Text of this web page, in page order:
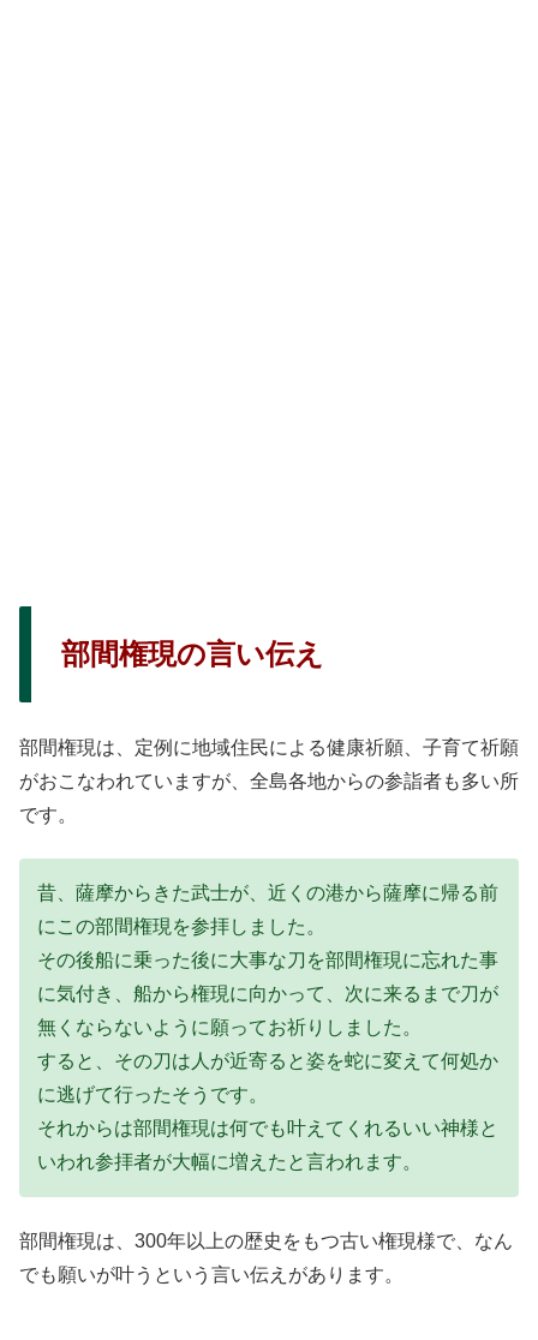
部間権現の言い伝え
部間権現は、定例に地域住民による健康祈願、子育て祈願
がおこなわれていますが、全島各地からの参詣者も多い所
です。
昔、薩摩からきた武士が、近くの港から薩摩に帰る前
にこの部間権現を参拝しました。
その後船に乗った後に大事な刀を部間権現に忘れた事
に気付き、船から権現に向かって、次に来るまで刀が
無くならないように願ってお祈りしました。
すると、その刀は人が近寄ると姿を蛇に変えて何処か
に逃げて行ったそうです。
それからは部間権現は何でも叶えてくれるいい神様と
いわれ参拝者が大幅に増えたと言われます。
部間権現は、300年以上の歴史をもつ古い権現様で、なん
でも願いが叶うという言い伝えがあります。